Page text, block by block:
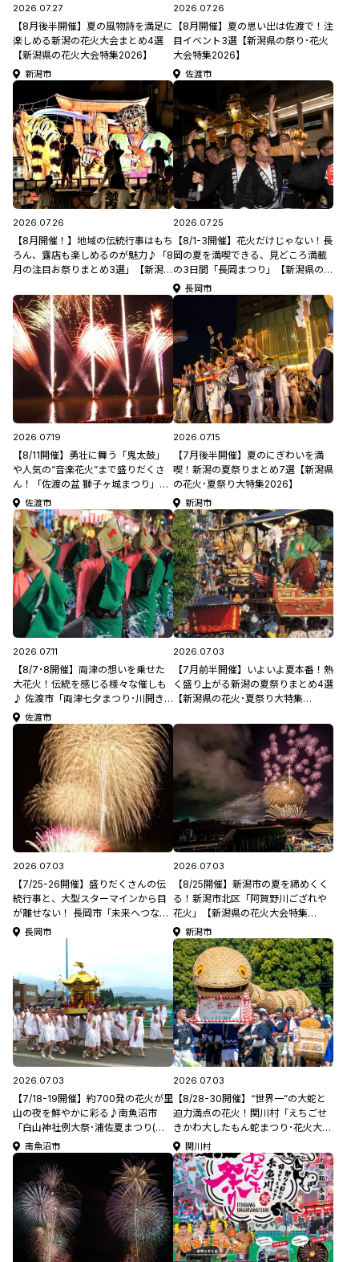
2026.07.27
【8月後半開催】夏の風物詩を満足に
楽しめる新潟の花火大会まとめ4選
【新潟県の花火大会特集2026】
新潟市
2026.07.26
【8月開催】夏の思い出は佐渡で！注
目イベント3選【新潟県の祭り･花火
大会特集2026】
佐渡市
2026.07.26
【8月開催！】地域の伝統行事はもち
ろん、露店も楽しめるのが魅力♪「8
月の注目お祭りまとめ3選」【新潟県
2026.07.25
【8/1-3開催】花火だけじゃない！長
岡の夏を満喫できる、見どころ満載
の3日間「長岡まつり」【新潟県の夏
祭り特集2026】
長岡市
2026.07.19
【8/11開催】勇壮に舞う「鬼太鼓」
や人気の“音楽花火”まで盛りだくさ
ん！「佐渡の盆 獅子ヶ城まつり」
【新潟県の祭り･花火大会特集
2026】
佐渡市
2026.07.15
【7月後半開催】夏のにぎわいを満
喫！新潟の夏祭りまとめ7選【新潟県
の花火･夏祭り大特集2026】
新潟市
2026.07.11
【8/7･8開催】両津の想いを乗せた
大花火！伝統を感じる様々な催しも
♪ 佐渡市「両津七夕まつり･川開き
(花火大会)」【新潟県の祭り･花火大
会特集2026】
佐渡市
2026.07.03
【7月前半開催】いよいよ夏本番！熱
く盛り上がる新潟の夏祭りまとめ4選
【新潟県の花火･夏祭り大特集
2026.07.03
【7/25-26開催】盛りだくさんの伝
統行事と、大型スターマインから目
が離せない！ 長岡市「未来へつなぐ
川口まつり･大花火大会」【新潟県の
祭り･花火大会特集2026】
長岡市
2026.07.03
【8/25開催】新潟市の夏を締めくく
る！新潟市北区「阿賀野川ござれや
花火」【新潟県の花火大会特集
2026】
新潟市
2026.07.03
【7/18-19開催】約700発の花火が里
山の夜を鮮やかに彩る♪南魚沼市
「白山神社例大祭･浦佐夏まつり(大
煙火大会)」【新潟県の祭り･花火大
会特集2026】
南魚沼市
2026.07.03
【8/28-30開催】“世界一”の大蛇と
迫力満点の花火！関川村「えちごせ
きかわ大したもん蛇まつり･花火大
会」【新潟県の夏祭り･花火大会特集
2026】
関川村